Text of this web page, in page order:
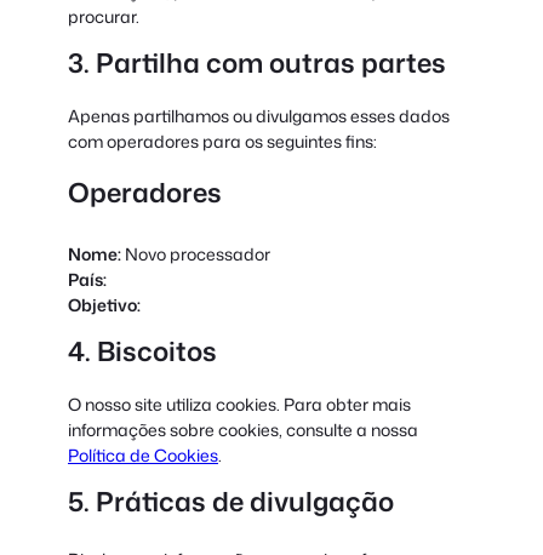
procurar.
3. Partilha com outras partes
Apenas partilhamos ou divulgamos esses dados
com operadores para os seguintes fins:
Operadores
Nome: Novo processador
País:
Objetivo:
4. Biscoitos
O nosso site utiliza cookies. Para obter mais
informações sobre cookies, consulte a nossa
Política de Cookies.
5. Práticas de divulgação